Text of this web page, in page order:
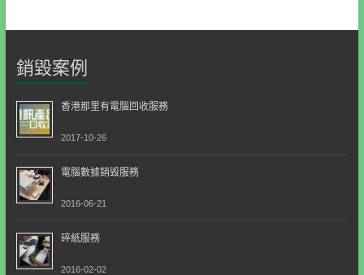
銷毀案例
香港那里有電腦回收服務
2017-10-26
電腦數據銷毀服務
2016-06-21
碎紙服務
2016-02-02